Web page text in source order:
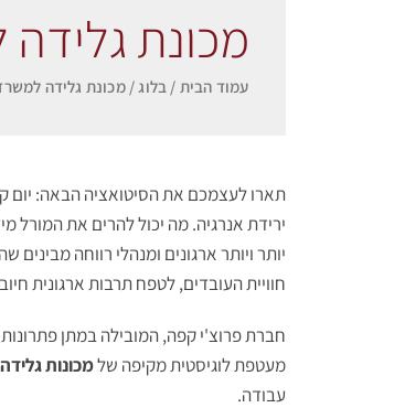
מכונת
עמוד הבית / בלוג / מכונת גלידה
ירידת אנרגיה. מה יכול להרים את המורל
יותר ויותר ארגונים ומנהלי רווחה מבינים
חוויית העובדים, לטפח תרבות ארגונית
חברת פרוצ'י קפה, המובילה במתן
מעטפת לוגיסטית מקיפה שלמכונות
עבודה.